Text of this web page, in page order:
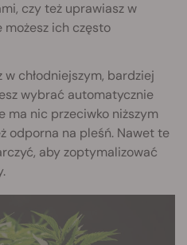
czy też uprawiasz w
możesz ich często
w chłodniejszym, bardziej
wybrać automatycznie
ma nic przeciwko niższym
odporna na pleśń. Nawet te
aby zoptymalizować